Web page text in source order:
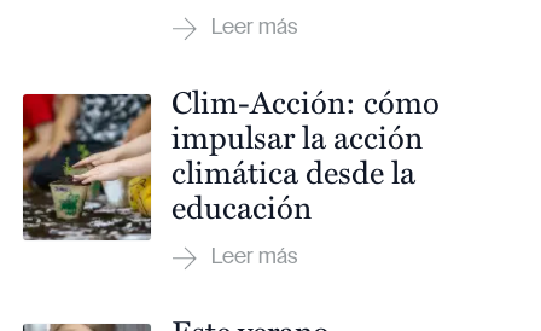
Clim-Acción: cómo
impulsar la acción
climática desde la
educación